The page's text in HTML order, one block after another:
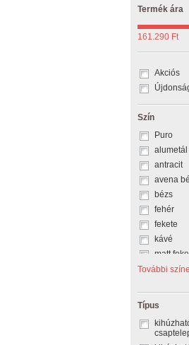
Termék ára
161.290 Ft
Akciós
Szín
Puro
alumetál
antracit
avena
bézs
fehér
fekete
kávé
matt
törtfehér
További
Típus